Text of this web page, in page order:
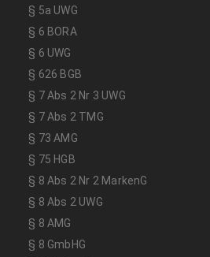
§ 5a UWG
§ 6 BORA
§ 6 UWG
§ 626 BGB
§ 7 Abs 2 Nr 3 UWG
§ 7 Abs 2 TMG
§ 73 AMG
§ 75 HGB
§ 8 Abs 2 Nr 2 MarkenG
§ 8 Abs 2 UWG
§ 8 AMG
§ 8 GmbHG